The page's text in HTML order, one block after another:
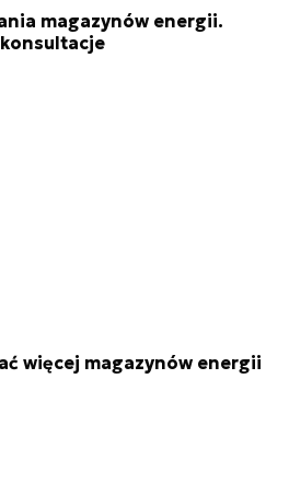
magazynów energii.
konsultacje
więcej magazynów energii